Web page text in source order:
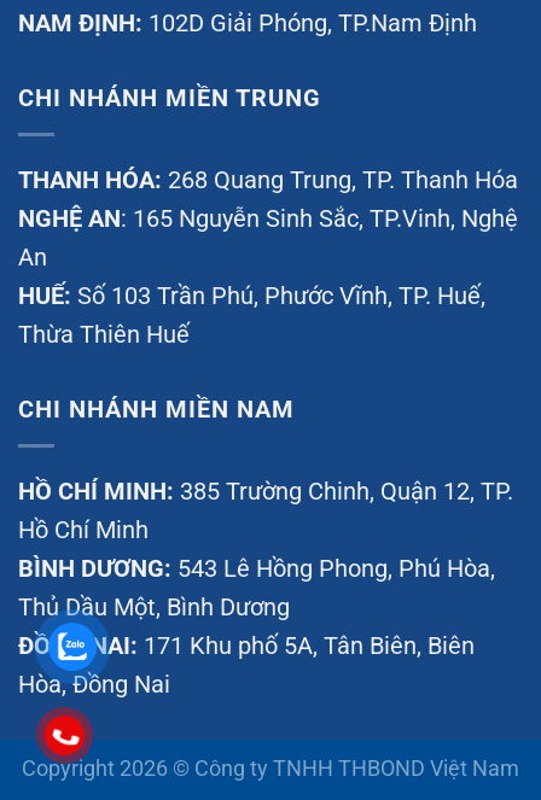
NAM ĐỊNH: 102D Giải Phóng, TP.Nam Định
CHI NHÁNH MIỀN TRUNG
THANH HÓA: 268 Quang Trung, TP. Thanh Hóa
NGHỆ AN: 165 Nguyễn Sinh Sắc, TP.Vinh, Nghệ
An
HUẾ: Số 103 Trần Phú, Phước Vĩnh, TP. Huế,
Thừa Thiên Huế
CHI NHÁNH MIỀN NAM
HỒ CHÍ MINH: 385 Trường Chinh, Quận 12, TP.
Hồ Chí Minh
BÌNH DƯƠNG: 543 Lê Hồng Phong, Phú Hòa,
Thủ Dầu Một, Bình Dương
ĐỒNG NAI: 171 Khu phố 5A, Tân Biên, Biên
Hòa, Đồng Nai
Copyright 2026 © Công ty TNHH THBOND Việt Nam